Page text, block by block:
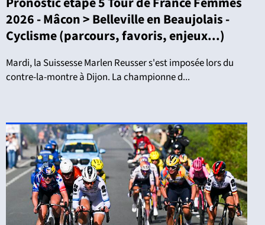
2026 - Mâcon > Belleville en Beaujolais -
Cyclisme (parcours, favoris, enjeux...)
Mardi, la Suissesse Marlen Reusser s'est imposée lors du
contre-la-montre à Dijon. La championne d...